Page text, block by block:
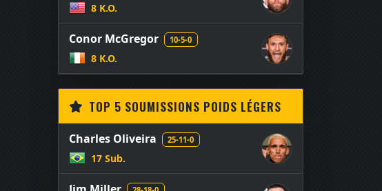
8 K.O.
Conor McGregor 10-5-0
8 K.O.
TOP 5 SOUMISSIONS POIDS LÉGERS
Charles Oliveira 25-11-0
17 Sub.